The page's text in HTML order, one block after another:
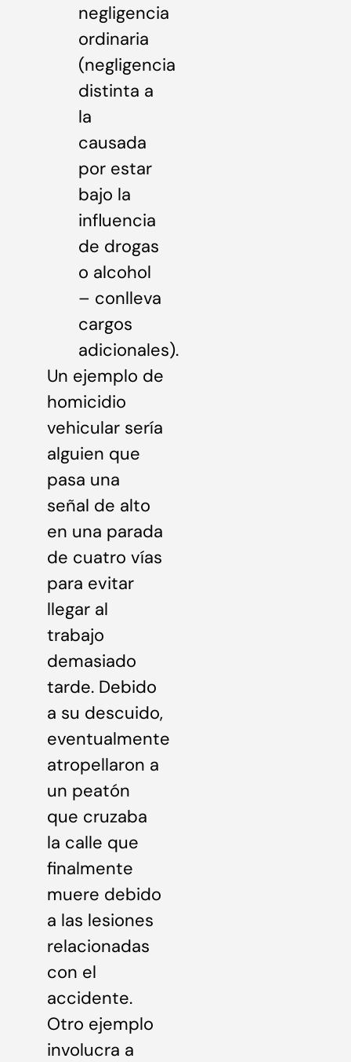
negligencia
ordinaria
(negligencia
distinta a
la
causada
por estar
bajo la
influencia
de drogas
o alcohol
– conlleva
cargos
adicionales).
Un ejemplo de
homicidio
vehicular sería
alguien que
pasa una
señal de alto
en una parada
de cuatro vías
para evitar
llegar al
trabajo
demasiado
tarde. Debido
a su descuido,
eventualmente
atropellaron a
un peatón
que cruzaba
la calle que
finalmente
muere debido
a las lesiones
relacionadas
con el
accidente.
Otro ejemplo
involucra a